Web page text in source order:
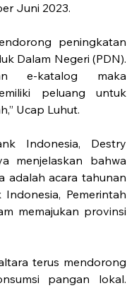
Juni 2023.
peningkatan
Dalam Negeri (PDN).
e-katalog maka
peluang untuk
Ucap Luhut.
Indonesia, Destry
menjelaskan bahwa
adalah acara tahunan
Pemerintah
memajukan provinsi
terus mendorong
pangan lokal.